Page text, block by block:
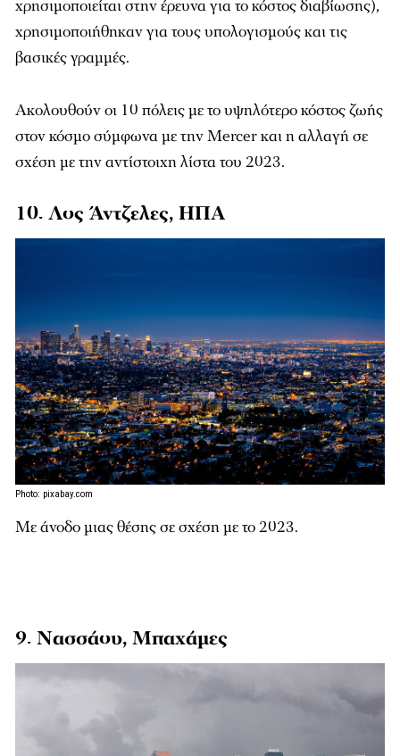
χρησιμοποιείται στην έρευνα για το κόστος διαβίωσης),
χρησιμοποιήθηκαν για τους υπολογισμούς και τις
βασικές γραμμές.
Ακολουθούν οι 10 πόλεις με το υψηλότερο κόστος ζωής
στον κόσμο σύμφωνα με την Mercer και η αλλαγή σε
σχέση με την αντίστοιχη λίστα του 2023.
10. Λος Άντζελες, ΗΠΑ
Photo: pixabay.com
Με άνοδο μιας θέσης σε σχέση με το 2023.
9. Νασσάου, Μπαχάμες